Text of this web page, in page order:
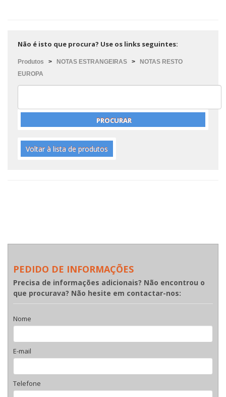
Não é isto que procura? Use os links seguintes:
Produtos > NOTAS ESTRANGEIRAS > NOTAS RESTO
EUROPA
Voltar à lista de produtos
PEDIDO DE INFORMAÇÕES
Precisa de informações adicionais? Não encontrou o
que procurava? Não hesite em contactar-nos:
Nome
E-mail
Telefone